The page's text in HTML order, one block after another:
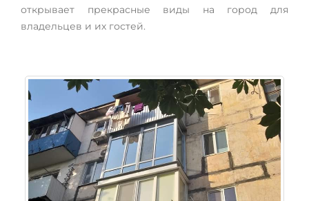
открывает прекрасные виды на город для
владельцев и их гостей.